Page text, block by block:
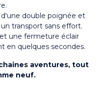
d'une double poignée et
transport sans effort.
une fermeture éclair
en quelques secondes.
aventures, tout
neuf.